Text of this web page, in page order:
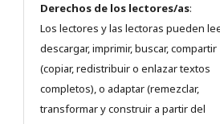
Derechos de los lectores/as:
Los lectores y las lectoras pueden
descargar, imprimir, buscar, compartir
(copiar, redistribuir o enlazar textos
completos), o adaptar (remezclar,
transformar y construir a partir del